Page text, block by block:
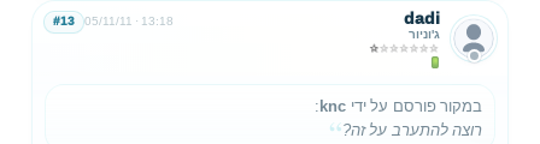
dadi
ג'וניור
05/11/11 13:18
#13
במקור פורסם על ידיknc
:
רוצה להתערב על זה?